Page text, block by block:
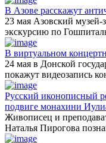
В Азове расскажут
23 мая Азовский
экскурсию по
В виртуальном
24 мая в Донской
покажут видеозапись
Русский иконописный
подвиге монахини
Живописец и
Наталья Пирогова